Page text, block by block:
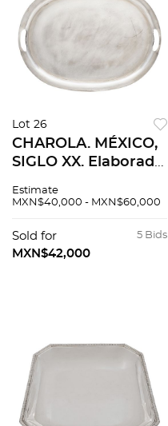
Lot 26
CHAROLA. MÉXICO,
SIGLO XX. Elaborada
Sterling, ley 0.925.
cm.
Estimate
MXN$40,000 - MXN$60,000
5 Bids
Sold for
MXN$42,000